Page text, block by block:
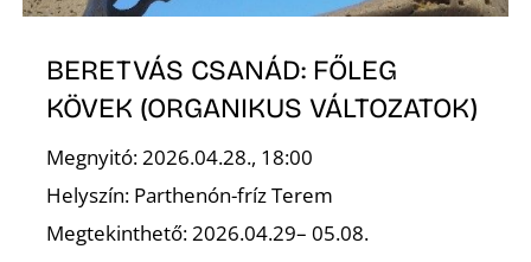
BERETVÁS CSANÁD: FŐLEG
KÖVEK (ORGANIKUS VÁLTOZATOK)
Megnyitó: 2026.04.28., 18:00
Helyszín: Parthenón-fríz Terem
Megtekinthető: 2026.04.29– 05.08.